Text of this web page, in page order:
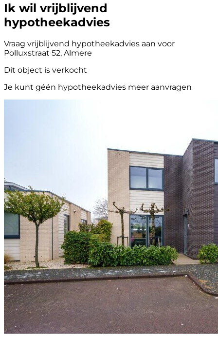
Ik wil vrijblijvend
hypotheekadvies
Vraag vrijblijvend hypotheekadvies aan voor
Polluxstraat 52, Almere
Dit object is verkocht
Je kunt géén hypotheekadvies meer aanvragen